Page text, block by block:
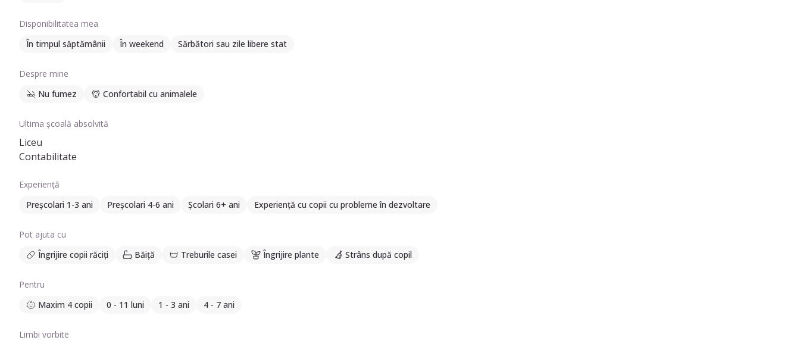
Disponibilitatea mea
În timpul săptămânii
În weekend Sărbători sau zile libere stat
Despre mine
Nu fumez
Confortabil cu animalele
Ultima școală absolvită
Liceu
Contabilitate
Experiență
Preșcolari 1-3 ani
Preșcolari 4-6 ani Școlari 6+ ani Experiență cu copii cu probleme în dezvoltare
Pot ajuta cu
Îngrijire copii răciți
Băiță Treburile casei Îngrijire plante Strâns după copil
Pentru
Maxim 4 copii
0 - 11 luni 1 - 3 ani 4 - 7 ani
Limbi vorbite